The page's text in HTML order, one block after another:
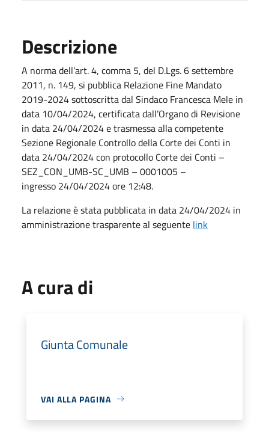
Descrizione
A norma dell’art. 4, comma 5, del D.Lgs. 6 settembre
2011, n. 149, si pubblica Relazione Fine Mandato
2019-2024 sottoscritta dal Sindaco Francesca Mele in
data 10/04/2024, certificata dall’Organo di Revisione
in data 24/04/2024 e trasmessa alla competente
Sezione Regionale Controllo della Corte dei Conti in
data 24/04/2024 con protocollo Corte dei Conti –
SEZ_CON_UMB-SC_UMB – 0001005 –
ingresso 24/04/2024 ore 12:48.
La relazione è stata pubblicata in data 24/04/2024 in
amministrazione trasparente al seguente link
A cura di
Giunta Comunale
VAI ALLA PAGINA